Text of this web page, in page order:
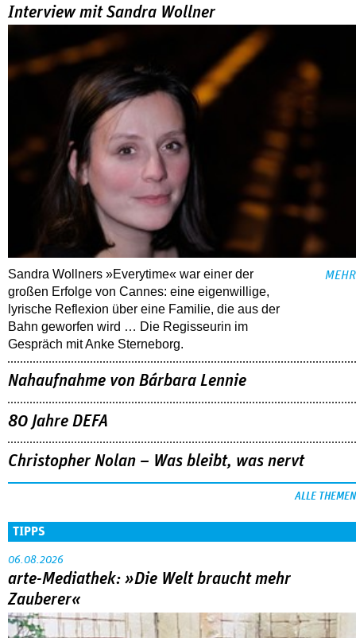
Interview mit Sandra Wollner
Sandra Wollners »Everytime« war einer der
großen Erfolge von Cannes: eine eigenwillige,
lyrische Reflexion über eine ­Familie, die aus der
Bahn geworfen wird … Die Regisseurin im
Gespräch mit Anke Sterneborg.
MEHR
Nahaufnahme von Bárbara Lennie
80 Jahre DEFA
Christopher Nolan – Was bleibt, was nervt
ALLE THEMEN
TIPPS
06.08.2026
arte-Mediathek: »Die Welt braucht mehr
Zauberer«